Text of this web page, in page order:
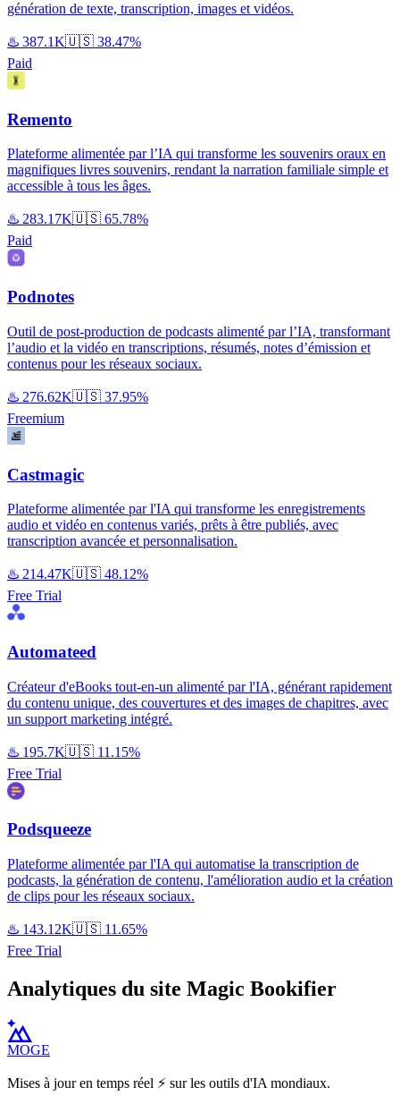
génération de texte, transcription, images et vidéos.
♨️ 387.1K🇺🇸 38.47%
Paid
Remento
Plateforme alimentée par l’IA qui transforme les souvenirs oraux en
magnifiques livres souvenirs, rendant la narration familiale simple et
accessible à tous les âges.
♨️ 283.17K🇺🇸 65.78%
Paid
Podnotes
Outil de post-production de podcasts alimenté par l’IA, transformant
l’audio et la vidéo en transcriptions, résumés, notes d’émission et
contenus pour les réseaux sociaux.
♨️ 276.62K🇺🇸 37.95%
Freemium
Castmagic
Plateforme alimentée par l'IA qui transforme les enregistrements
audio et vidéo en contenus variés, prêts à être publiés, avec
transcription avancée et personnalisation.
♨️ 214.47K🇺🇸 48.12%
Free Trial
Automateed
Créateur d'eBooks tout-en-un alimenté par l'IA, générant rapidement
du contenu unique, des couvertures et des images de chapitres, avec
un support marketing intégré.
♨️ 195.7K🇺🇸 11.15%
Free Trial
Podsqueeze
Plateforme alimentée par l'IA qui automatise la transcription de
podcasts, la génération de contenu, l'amélioration audio et la création
de clips pour les réseaux sociaux.
♨️ 143.12K🇺🇸 11.65%
Free Trial
Analytiques du site Magic Bookifier
MOGE
Mises à jour en temps réel ⚡️ sur les outils d'IA mondiaux.